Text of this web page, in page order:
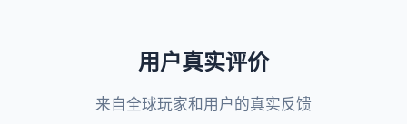
用户真实评价
来自全球玩家和用户的真实反馈